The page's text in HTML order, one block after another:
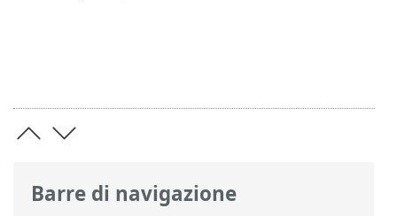
Barre di navigazione